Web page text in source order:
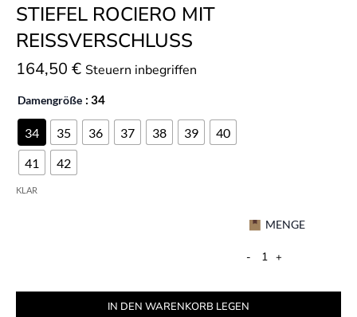
STIEFEL ROCIERO MIT
REISSVERSCHLUSS
164,50 € Steuern inbegriffen
Damengröße : 34
34 35 36 37 38 39
40
41
42
KLAR
MENGE
- +
IN DEN WARENKORB LEGEN